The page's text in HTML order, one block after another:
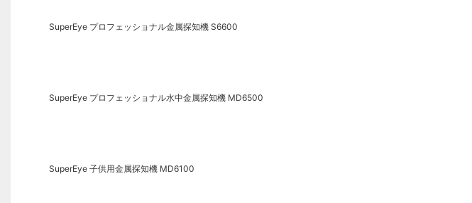
SuperEye プロフェッショナル金属探知機 S6600
SuperEye プロフェッショナル水中金属探知機 MD6500
SuperEye 子供用金属探知機 MD6100